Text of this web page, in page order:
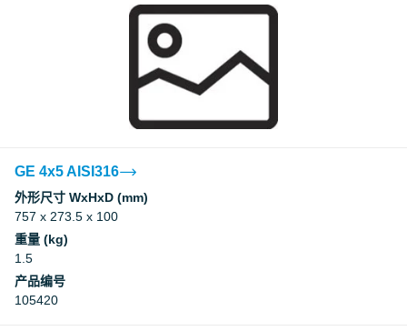
GE 4x5 AISI316
外形尺寸 WxHxD (mm)
757 x 273.5 x 100
重量 (kg)
1.5
产品编号
105420